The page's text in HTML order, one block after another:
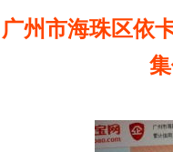
广州市海珠区依